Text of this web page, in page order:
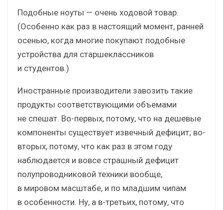
Подобные ноуты — очень ходовой товар.
(Особенно как раз в настоящий момент, ранней
осенью, когда многие покупают подобные
устройства для старшеклассников
и студентов.)
Иностранные производители завозить такие
продукты соответствующими объемами
не спешат. Во-первых, потому, что на дешевые
компоненты существует извечный дефицит; во-
вторых, потому, что как раз в этом году
наблюдается и вовсе страшный дефицит
полупроводниковой техники вообще,
в мировом масштабе, и по младшим чипам
в особенности. Ну, а в-третьих, потому, что